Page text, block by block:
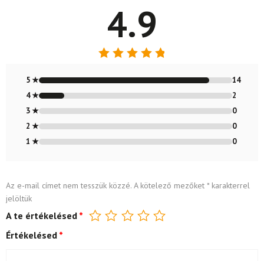
4.9
4.88/ 5
5 ★
14
4 ★
2
3 ★
0
2 ★
0
1 ★
0
Az e-mail címet nem tesszük közzé. A kötelező mezőket *karakterrel
jelöltük
A te értékelésed *
Értékelésed *